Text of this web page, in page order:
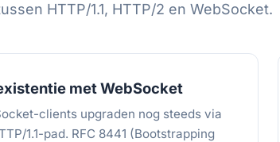
HTTP/1.1, HTTP/2 en WebSocket.
met WebSocket
clients upgraden nog steeds via
1.1-pad. RFC 8441 (Bootstrapping